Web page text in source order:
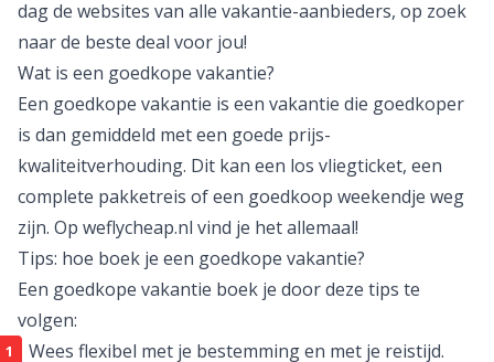
laad meer blogs
Zoeken naar eengoedkope vakantie was nog nooit
zo eenvoudig. Wij van weflycheap doorzoeken iedere
dag de websites van alle vakantie-aanbieders, op zoek
naar de beste deal voor jou!
Wat is een goedkope vakantie?
Een goedkope vakantie is een vakantie die goedkoper